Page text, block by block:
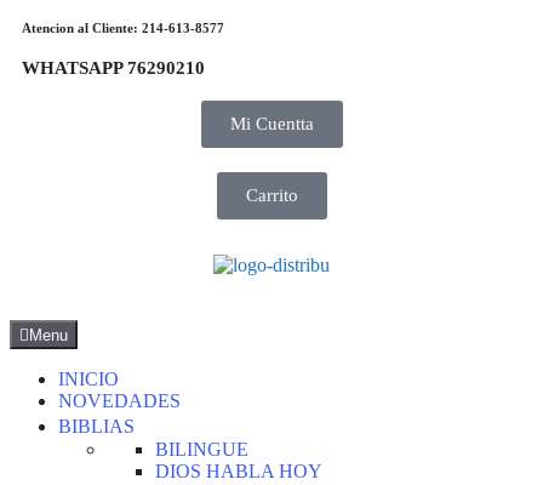
Atencion al Cliente: 214-613-8577
WHATSAPP 76290210
Mi Cuentta
Carrito
Menu
INICIO
NOVEDADES
BIBLIAS
BILINGUE
DIOS HABLA HOY